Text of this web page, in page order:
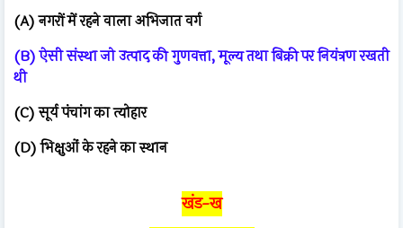
(A) नगरों में रहने वाला अभिजात वर्ग
(B) ऐसी संस्था जो उत्पाद की गुणवत्ता, मूल्य तथा बिक्री पर नियंत्रण रखती
थी
(C) सूर्य पंचांग का त्योहार
(D) भिक्षुओं के रहने का स्थान
खंड-ख